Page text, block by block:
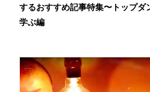
するおすすめ記事特集〜トップダ
学ぶ編